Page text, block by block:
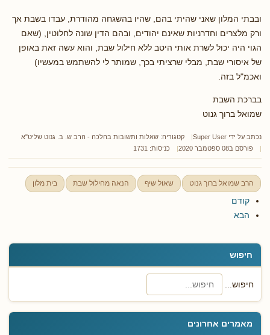
חיפוש
חיפוש...
מאמרים אחרונים
ובבתי המלון שאני שהיתי בהם, שהיו בהשגחה מהודרת, עבדו בשבת אך
ורק מלצרים וחדרניות שאינם יהודים, ובהם הדין שונה לחלוטין, (שאם
הגוי היה יכול לשרת אותי היטב ללא חילול שבת, והוא עשה זאת באופן
של איסורי שבת, מבלי שרציתי בכך, שמותר לי להשתמש במעשיו)
ואכמ"ל בזה.
בברכת השבת
שמואל ברוך גנוט
נכתב על ידי Super User קטגוריה: שאלות ותשובות בהלכה - הרב ש. ב. גנוט שליט"א
פורסם ב08 ספטמבר 2020
כניסות: 1731
הרב שמואל ברוך גנוט שאול שיף הנאה מחילול שבת בית מלון
קודם
הבא